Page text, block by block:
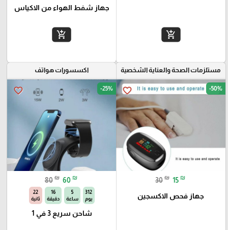
add_shopping_cart
جهاز شفط الهواء من الاكياس
add_shopping_cart
مستلزمات الصحة والعناية الشخصية
favorite_border -50%
30 ₪ 15 ₪
جهاز فحص الاكسجين
اكسسورات هواتف
favorite_border -25%
80 ₪ 60 ₪
312
يوم
5
ساعة
16
دقيقة
21
ثانية
شاحن سريع 3 في 1